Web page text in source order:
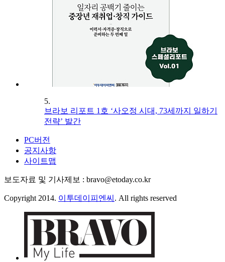
5.
브라보 리포트 1호 ‘사오정 시대, 73세까지 일하기
전략’ 발간
PC버전
공지사항
사이트맵
보도자료 및 기사제보 : bravo@etoday.co.kr
Copyright 2014. 이투데이피엔씨 . All rights reserved